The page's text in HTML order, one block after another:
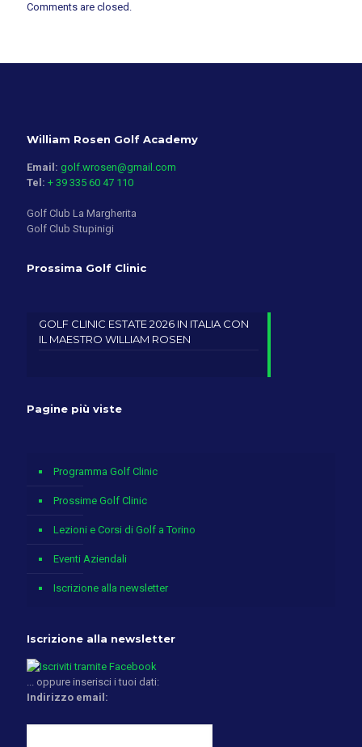
Comments are closed.
William Rosen Golf Academy
Email: golf.wrosen@gmail.com
Tel: + 39 335 60 47 110
Golf Club La Margherita
Golf Club Stupinigi
Prossima Golf Clinic
GOLF CLINIC ESTATE 2026 IN ITALIA CON
IL MAESTRO WILLIAM ROSEN
Pagine più viste
Programma Golf Clinic
Prossime Golf Clinic
Lezioni e Corsi di Golf a Torino
Eventi Aziendali
Iscrizione alla newsletter
Iscrizione alla newsletter
... oppure inserisci i tuoi dati:
Indirizzo email: